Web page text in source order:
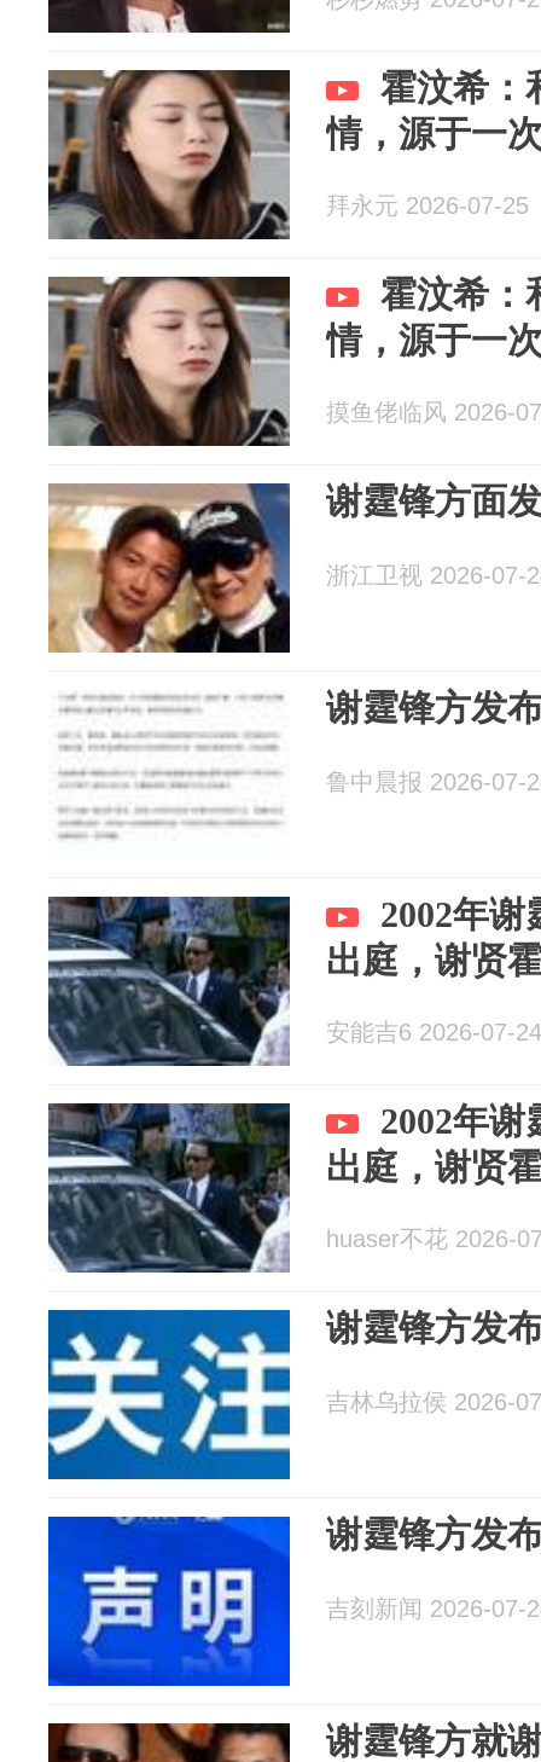
霍汶希：
情，源于一
拜永元 2026-07-25
霍汶希：
情，源于一
摸鱼佬临风 2026-
谢霆锋方面
浙江卫视 2026-07-
谢霆锋方发
鲁中晨报 2026-07-
2002年
出庭，谢贤
安能吉6 2026-07-24
2002年
出庭，谢贤
huaser不花 2026-
谢霆锋方发
吉林乌拉侯 2026-
谢霆锋方发
吉刻新闻 2026-07-
谢霆锋方就